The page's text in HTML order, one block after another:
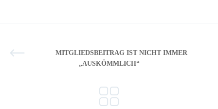
MITGLIEDSBEITRAG IST NICHT IMMER
„AUSKÖMMLICH“